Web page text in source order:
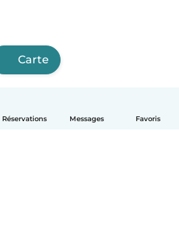
Réservations Messages Favoris
Carte